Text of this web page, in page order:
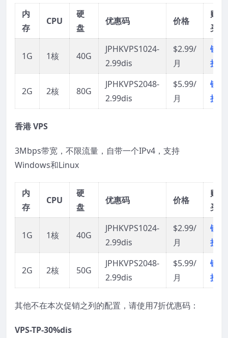
内
存
CPU
硬
盘
优惠码 价格
购
买
1G 1核 40G
JPHKVPS1024-
2.99dis
$2.99/
月
链
接
2G 2核 80G
JPHKVPS2048-
2.99dis
$5.99/
月
链
接
香港 VPS
3Mbps带宽，不限流量，自带一个IPv4，支持
Windows和Linux
内
存
CPU
硬
盘
优惠码 价格
购
买
1G 1核 40G
JPHKVPS1024-
2.99dis
$2.99/
月
链
接
2G 2核 50G
JPHKVPS2048-
2.99dis
$5.99/
月
链
接
其他不在本次促销之列的配置，请使用7折优惠码：
VPS-TP-30%dis